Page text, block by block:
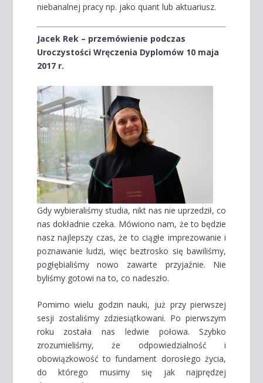
niebanalnej pracy np. jako quant lub aktuariusz.
Jacek Rek – przemówienie podczas
Uroczystości Wręczenia Dyplomów 10 maja
2017 r.
Gdy wybieraliśmy studia, nikt nas nie uprzedził, co
nas dokładnie czeka. Mówiono nam, że to będzie
nasz najlepszy czas, że to ciągłe imprezowanie i
poznawanie ludzi, więc beztrosko się bawiliśmy,
pogłębialiśmy nowo zawarte przyjaźnie. Nie
byliśmy gotowi na to, co nadeszło.
Pomimo wielu godzin nauki, już przy pierwszej
sesji zostaliśmy zdziesiątkowani. Po pierwszym
roku została nas ledwie połowa. Szybko
zrozumieliśmy, że odpowiedzialność i
obowiązkowość to fundament dorosłego życia,
do którego musimy się jak najprędzej